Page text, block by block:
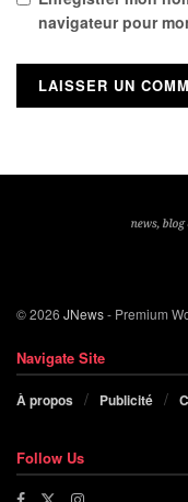
navigateur pour
© 2026 JNews- Premium
Navigate Site
À propos Publicité
Follow Us